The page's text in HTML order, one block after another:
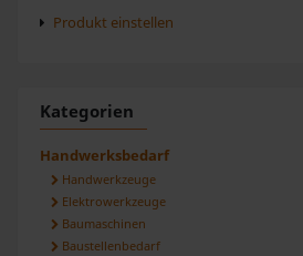
Produkt einstellen
Kategorien
Handwerksbedarf
Handwerkzeuge
Elektrowerkzeuge
Baumaschinen
Baustellenbedarf